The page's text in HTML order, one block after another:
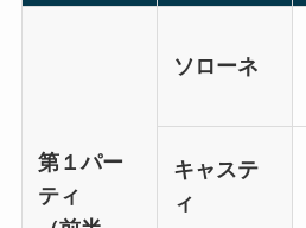
第１パー
ティ
ソローネ
キャステ
ィ